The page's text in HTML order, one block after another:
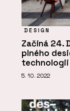
DESIGN
Začíná 24.
plného
technologií
5. 10. 2022